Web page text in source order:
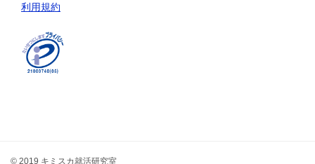
利用規約
© 2019 キミスカ就活研究室